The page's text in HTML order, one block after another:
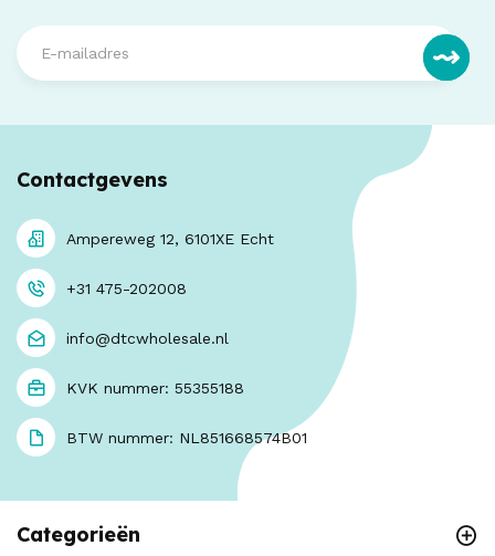
Contactgevens
Ampereweg 12, 6101XE Echt
+31 475-202008
info@dtcwholesale.nl
KVK nummer: 55355188
BTW nummer: NL851668574B01
Categorieën